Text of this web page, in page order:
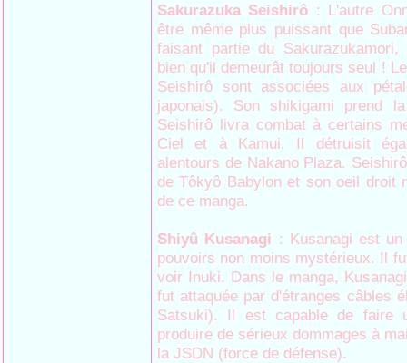
Sakurazuka Seishirô : L'autre
être même plus puissant que
faisant partie du
bien qu'il demeurât toujours seul !
Seishirô sont associées aux
japonais). Son shikigami prend
Seishirô livra combat à certains
Ciel et à Kamui. Il détruisit
alentours de Nakano Plaza.
de Tôkyô Babylon et son oeil droit
de ce manga.
Shiyû Kusanagi : Kusanagi est
pouvoirs non moins mystérieux. Il
voir Inuki. Dans le manga,
fut attaquée par d'étranges câbles
Satsuki). Il est capable de faire
produire de sérieux dommages à
la JSDN (force de défense).